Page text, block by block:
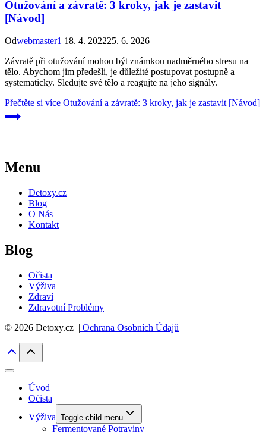
Otužování a závratě: 3 kroky, jak je zastavit
[Návod]
Odwebmaster1 18. 4. 202225. 6. 2026
Závratě při otužování mohou být známkou nadměrného stresu na
tělo. Abychom jim předešli, je důležité postupovat postupně a
systematicky. Sledujte své tělo a reagujte na jeho signály.
Přečtěte si více Otužování a závratě: 3 kroky, jak je zastavit [Návod]
Menu
Detoxy.cz
Blog
O Nás
Kontakt
Blog
Očista
Výživa
Zdraví
Zdravotní Problémy
© 2026 Detoxy.cz | Ochrana Osobních Údajů
Úvod
Očista
Výživa Toggle child menu
Fermentované Potraviny